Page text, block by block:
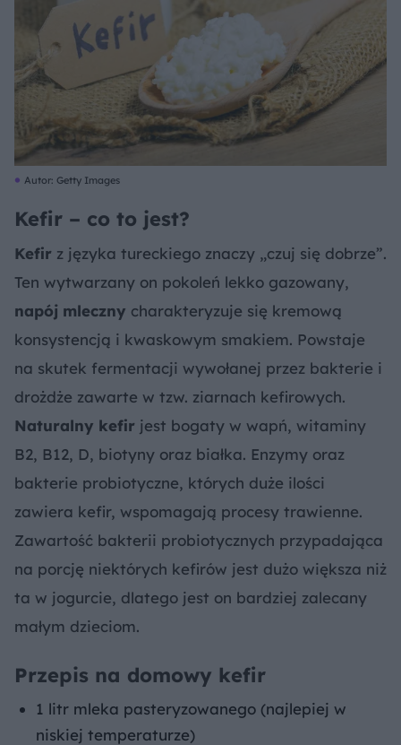
Autor: Getty Images
Kefir – co to jest?
Kefir z języka tureckiego znaczy „czuj się dobrze”.
Ten wytwarzany on pokoleń lekko gazowany,
napój mleczny charakteryzuje się kremową
konsystencją i kwaskowym smakiem. Powstaje
na skutek fermentacji wywołanej przez bakterie i
drożdże zawarte w tzw. ziarnach kefirowych.
Naturalny kefir jest bogaty w wapń, witaminy
B2, B12, D, biotyny oraz białka. Enzymy oraz
bakterie probiotyczne, których duże ilości
zawiera kefir, wspomagają procesy trawienne.
Zawartość bakterii probiotycznych przypadająca
na porcję niektórych kefirów jest dużo większa niż
ta w jogurcie, dlatego jest on bardziej zalecany
małym dzieciom.
Przepis na domowy kefir
1 litr mleka pasteryzowanego (najlepiej w
niskiej temperaturze)